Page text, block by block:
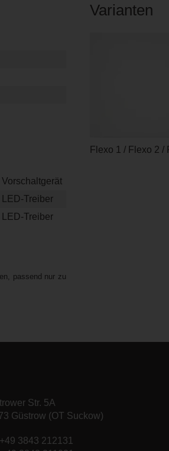
Vorschaltgerät
LED-Treiber
LED-Treiber
passend nur zu
Varianten
Flexo 1 / Flexo 2 /
Str. 5A
Güstrow (OT Suckow)
3843 212131